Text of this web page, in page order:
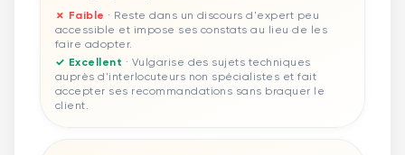
✗ Faible · Reste dans un discours d'expert peu
accessible et impose ses constats au lieu de les
faire adopter.
✓ Excellent · Vulgarise des sujets techniques
auprès d'interlocuteurs non spécialistes et fait
accepter ses recommandations sans braquer le
client.